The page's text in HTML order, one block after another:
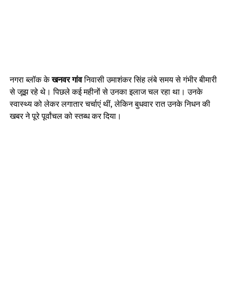
नगरा ब्लॉक केखनवर गांवनिवासी उमाशंकर सिंह लंबे समय से गंभीर बीमारी
से जूझ रहे थे। पिछले कई महीनों से उनका इलाज चल रहा था। उनके
स्वास्थ्य को लेकर लगातार चर्चाएं थीं, लेकिन बुधवार रात उनके निधन की
खबर ने पूरे पूर्वांचल को स्तब्ध कर दिया।